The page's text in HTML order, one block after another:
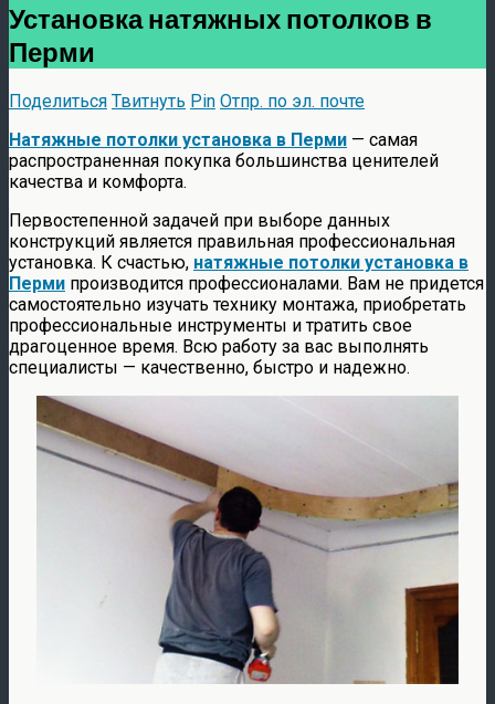
Установка натяжных потолков в
Перми
Поделиться Твитнуть Pin Отпр. по эл. почте
Натяжные потолки установка в Перми — самая
распространенная покупка большинства ценителей
качества и комфорта.
Первостепенной задачей при выборе данных
конструкций является правильная профессиональная
установка. К счастью, натяжные потолки установка в
Перми производится профессионалами. Вам не придется
самостоятельно изучать технику монтажа, приобретать
профессиональные инструменты и тратить свое
драгоценное время. Всю работу за вас выполнять
специалисты — качественно, быстро и надежно.